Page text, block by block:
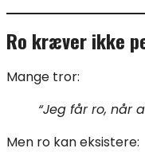
Ro kræver ikke
Mange tror:
“Jeg får ro, når
Men ro kan eksistere: